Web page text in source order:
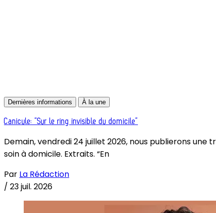
Dernières informations À la une
Canicule: “Sur le ring invisible du domicile”
Demain, vendredi 24 juillet 2026, nous publierons
soin à domicile. Extraits. “En
Par La Rédaction
/ 23 juil. 2026